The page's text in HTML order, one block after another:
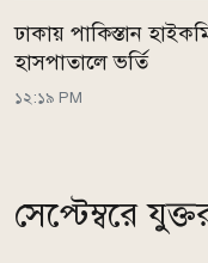
ঢাকায় পাকিস্তান
হাসপাতালে ভর্তি
১২:১৯ PM
সেপ্টেম্বরে